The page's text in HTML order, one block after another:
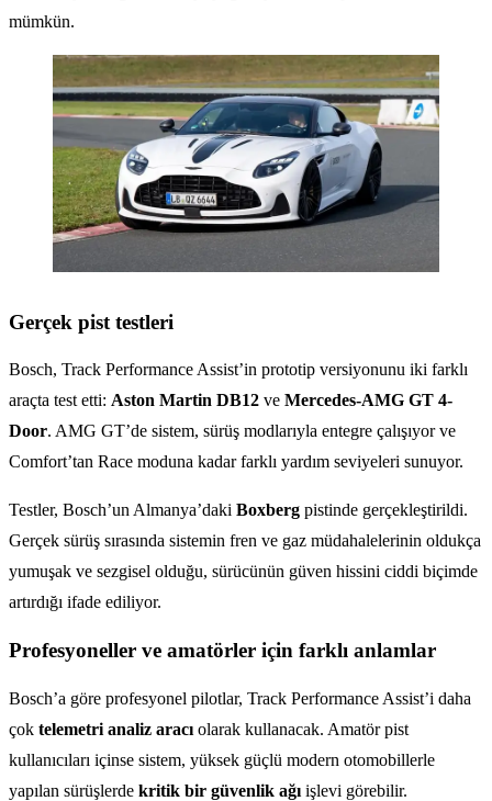
mümkün.
Gerçek pist testleri
Bosch, Track Performance Assist’in prototip versiyonunu iki farklı
araçta test etti: Aston Martin DB12 ve Mercedes-AMG GT 4-
Door. AMG GT’de sistem, sürüş modlarıyla entegre çalışıyor ve
Comfort’tan Race moduna kadar farklı yardım seviyeleri sunuyor.
Testler, Bosch’un Almanya’daki Boxberg pistinde gerçekleştirildi.
Gerçek sürüş sırasında sistemin fren ve gaz müdahalelerinin oldukça
yumuşak ve sezgisel olduğu, sürücünün güven hissini ciddi biçimde
artırdığı ifade ediliyor.
Profesyoneller ve amatörler için farklı anlamlar
Bosch’a göre profesyonel pilotlar, Track Performance Assist’i daha
çok telemetri analiz aracı olarak kullanacak. Amatör pist
kullanıcıları içinse sistem, yüksek güçlü modern otomobillerle
yapılan sürüşlerde kritik bir güvenlik ağı işlevi görebilir.